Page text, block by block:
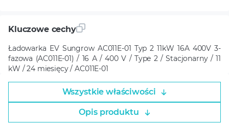
Kluczowe cechy
Ładowarka EV Sungrow AC011E-01 Typ 2 11kW 16A 400V 3-
fazowa (AC011E-01) / 16 А / 400 V / Type 2 / Stacjonarny / 11
kW / 24 miesięcy / AC011E-01
Wszystkie właściwości
Opis produktu